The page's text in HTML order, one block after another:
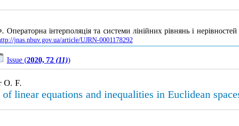
інтерполяція та системи лінійних рівнянь і нерівностей
jnas.nbuv.gov.ua/article/UJRN-0001178292
Issue (2020, 72 (11))
O. F.
linear equations and inequalities in Euclidean